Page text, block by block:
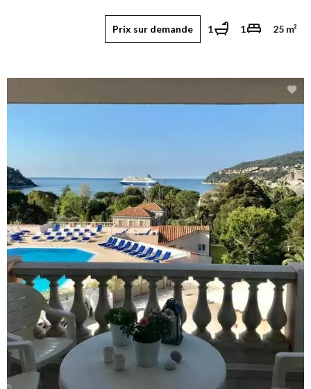
25 m²
1
1
Prix sur demande